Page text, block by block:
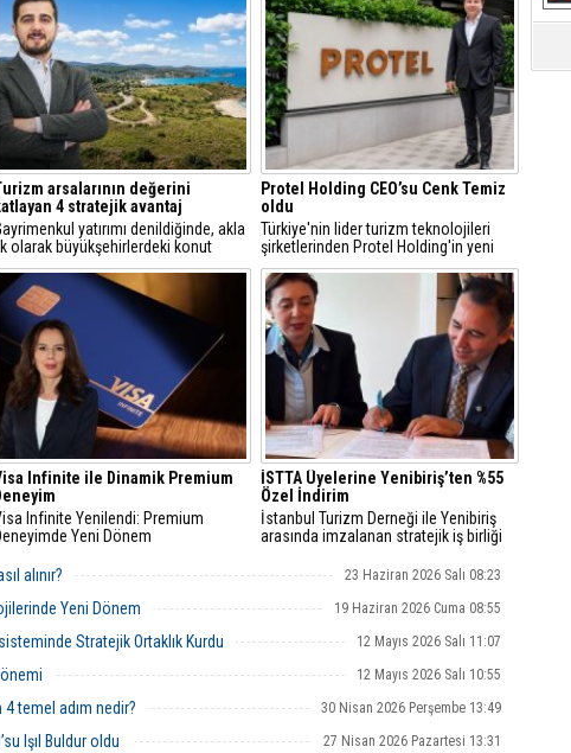
arsalarının değerini
4 stratejik avantaj
yatırımı denildiğinde, akla
olarak büyükşehirlerdeki konut
gelse de, turizm
bölgelerindeki arsalar yatırımcıların
yerine koruyor
Protel Holding CEO’su Cenk Temiz
oldu
Türkiye'nin lider turizm teknolojileri
şirketlerinden Protel Holding'in yeni
CEO’su 1 Temmuz itibarıyla Cenk
Temiz oldu
Infinite ile Dinamik Premium
Infinite Yenilendi: Premium
Yeni Dönem
İSTTA Üyelerine Yenibiriş’ten %55
Özel İndirim
İstanbul Turizm Derneği ile Yenibiriş
arasında imzalanan stratejik iş birliği
kaynakları ve işe alım hizmetlerinden
alınır? 23 Haziran 2026 Salı 08:23
Yeni Dönem 19 Haziran 2026 Cuma 08:55
Stratejik Ortaklık Kurdu 12 Mayıs 2026 Salı 11:07
12 Mayıs 2026 Salı 10:55
4 temel adım nedir? 30 Nisan 2026 Perşembe 13:49
Işıl Buldur oldu 27 Nisan 2026 Pazartesi 13:31